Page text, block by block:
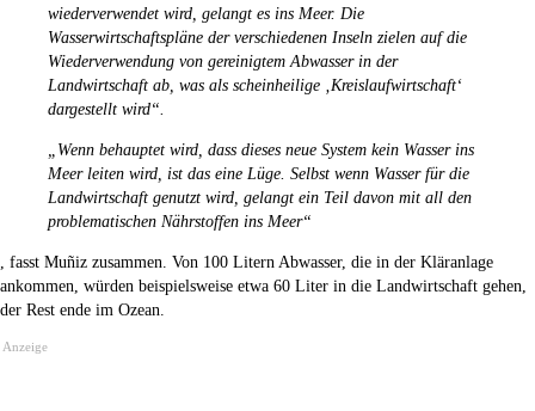
wiederverwendet wird, gelangt es ins Meer. Die
Wasserwirtschaftspläne der verschiedenen Inseln zielen auf die
Wiederverwendung von gereinigtem Abwasser in der
Landwirtschaft ab, was als scheinheilige ‚Kreislaufwirtschaft‘
dargestellt wird“.
„Wenn behauptet wird, dass dieses neue System kein Wasser ins
Meer leiten wird, ist das eine Lüge. Selbst wenn Wasser für die
Landwirtschaft genutzt wird, gelangt ein Teil davon mit all den
problematischen Nährstoffen ins Meer“
, fasst Muñiz zusammen. Von 100 Litern Abwasser, die in der Kläranlage
ankommen, würden beispielsweise etwa 60 Liter in die Landwirtschaft gehen,
der Rest ende im Ozean.
Anzeige